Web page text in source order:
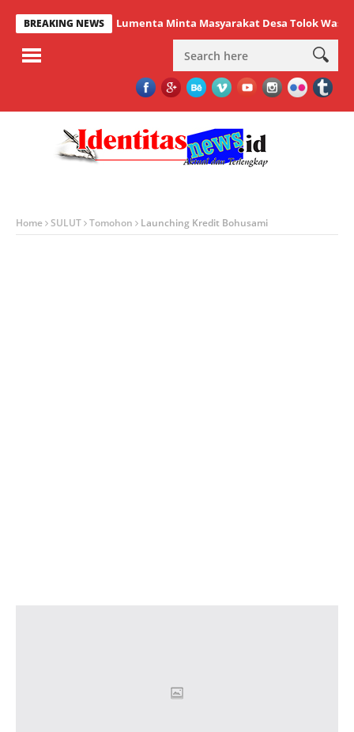
BREAKING NEWSLumenta Minta Masyarakat Desa Tolok Waspadai
Home SULUT Tomohon Launching Kredit Bohusami